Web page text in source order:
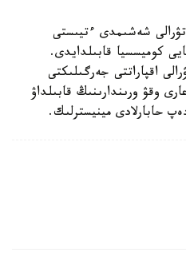
تۋرالى شەشىمدى ءتيىستى
كوميسسيا قابىلدايدى.
اقپاراتتى جەرگىلىكتى
وقۋ ورىندارىنىڭ قابىلداۋ
حابارلادى مينيسترلىك.